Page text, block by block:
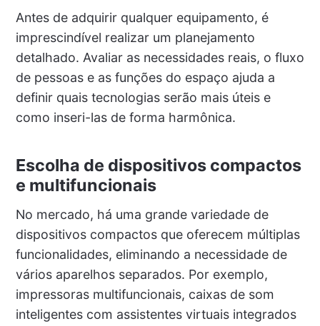
Antes de adquirir qualquer equipamento, é
imprescindível realizar um planejamento
detalhado. Avaliar as necessidades reais, o fluxo
de pessoas e as funções do espaço ajuda a
definir quais tecnologias serão mais úteis e
como inseri-las de forma harmônica.
Escolha de dispositivos compactos
e multifuncionais
No mercado, há uma grande variedade de
dispositivos compactos que oferecem múltiplas
funcionalidades, eliminando a necessidade de
vários aparelhos separados. Por exemplo,
impressoras multifuncionais, caixas de som
inteligentes com assistentes virtuais integrados